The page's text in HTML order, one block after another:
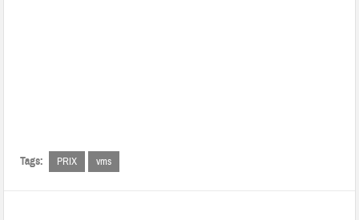
Tags: PRIX vms